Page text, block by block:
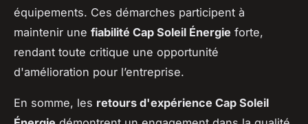
équipements. Ces démarches participent à
maintenir une fiabilité Cap Soleil Énergie forte,
rendant toute critique une opportunité
d'amélioration pour l’entreprise.
En somme, les retours d'expérience Cap Soleil